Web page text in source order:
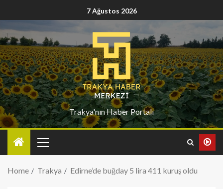
7 Ağustos 2026
Trakya'nın Haber Portalı
Home Trakya Edirne’de buğday 5 lira 411 kuruş oldu